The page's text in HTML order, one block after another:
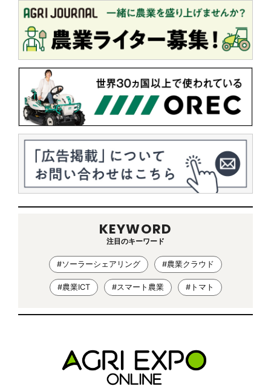
KEYWORD
注目のキーワード
#ソーラーシェアリング #農業クラウド
#農業ICT #スマート農業 #トマト